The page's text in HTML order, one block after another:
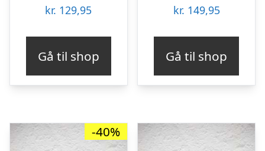
kr. 129,95
Gå til shop
kr. 149,95
Gå til shop
-40%